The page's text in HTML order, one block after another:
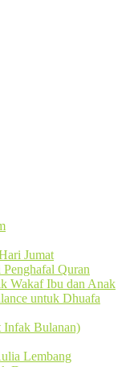
Jumat
Quran
Wakaf Ibu dan Anak
untuk Dhuafa
Infak Bulanan)
Lembang